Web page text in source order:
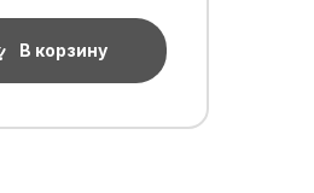
В корзину